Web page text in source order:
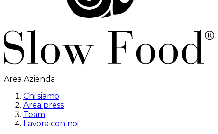
Area Azienda
Chi siamo
Area press
Team
Lavora con noi